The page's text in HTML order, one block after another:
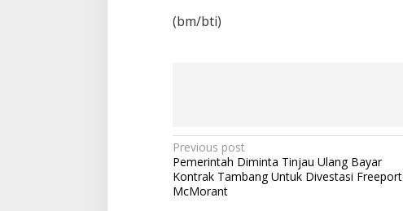
(bm/bti)
P
o
s
Previous post
Pemerintah Diminta Tinjau Ulang Bayar
Kontrak Tambang Untuk Divestasi Freeport
McMorant